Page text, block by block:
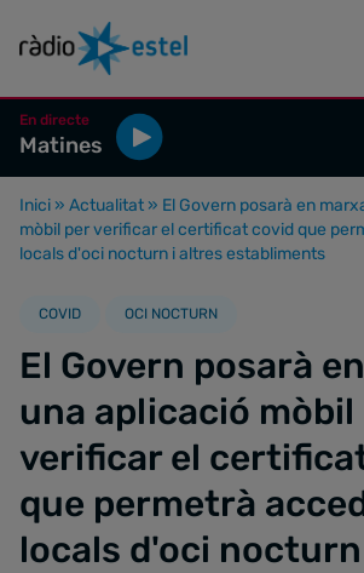
En directe
Matines
Inici » Actualitat » El Govern posarà en
mòbil per verificar el certificat covid que
locals d'oci nocturn i altres establiments
COVID OCI NOCTURN
El Govern posarà
una aplicació mòbil
verificar el
que permetrà
locals d'oci